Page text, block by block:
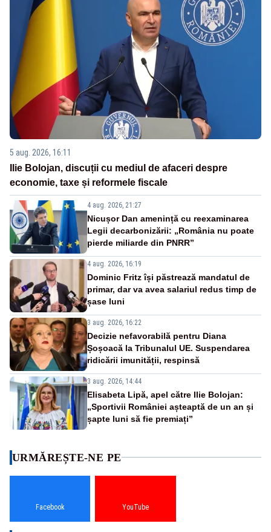
5 aug. 2026, 16:11
Ilie Bolojan, discuții cu mediul de afaceri despre
economie, taxe și reformele fiscale
4 aug. 2026, 21:27
Nicușor Dan amenință cu reexaminarea
Legii decarbonizării: „România nu poate
pierde miliarde din PNRR”
4 aug. 2026, 16:19
Dominic Fritz își păstrează mandatul de
primar, dar va avea salariul redus timp de
șase luni
3 aug. 2026, 16:22
Decizie nefavorabilă pentru Diana
Șoșoacă la Tribunalul UE. Suspendarea
ridicării imunității, respinsă
3 aug. 2026, 14:44
Elisabeta Lipă, apel către Ilie Bolojan:
„Sportivii României așteaptă de un an și
șapte luni să fie premiați”
URMĂREȘTE-NE PE
Facebook YouTube